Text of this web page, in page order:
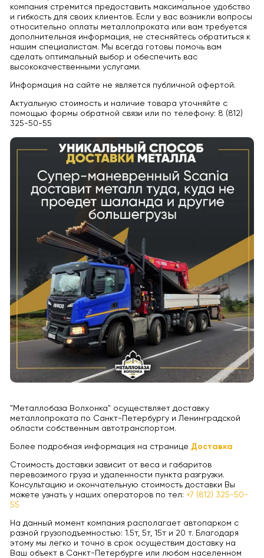
компания стремится предоставить максимальное удобство
и гибкость для своих клиентов. Если у вас возникли вопросы
относительно оплаты металлопроката или вам требуется
дополнительная информация, не стесняйтесь обратиться к
нашим специалистам. Мы всегда готовы помочь вам
сделать оптимальный выбор и обеспечить вас
высококачественными услугами.
Информация на сайте не является публичной офертой.
Актуальную стоимость и наличие товара уточняйте с
помощью формы обратной связи или по телефону: 8 (812)
325-50-55
"Металлобаза Волхонка" осуществляет доставку
металлопроката по Санкт-Петербургу и Ленинградской
области собственным автотранспортом.
Более подробная информация на странице Доставка
Стоимость доставки зависит от веса и габаритов
перевозимого груза и удаленности пункта разгрузки.
Консультацию и окончательную стоимость доставки Вы
можете узнать у наших операторов по тел: +7 (812) 325-50-
55
На данный момент компания располагает автопарком с
разной грузоподъемностью: 1.5т, 5т, 15т и 20 т. Благодаря
этому мы легко и точно в срок осуществим доставку на
Ваш объект в Санкт-Петербурге или любом населенном